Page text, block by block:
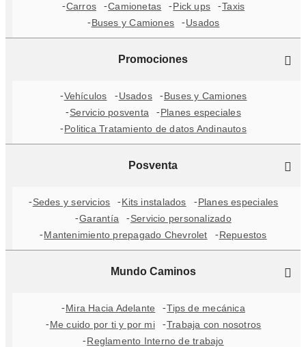
Carros Camionetas Pick ups
Taxis
Buses y Camiones
Usados
Promociones
Vehículos Usados
Buses y Camiones
Servicio posventa
Planes especiales
Politica Tratamiento de datos Andinautos
Posventa
Sedes y servicios Kits instalados
Planes especiales
Garantía
Servicio personalizado
Mantenimiento prepagado Chevrolet
Repuestos
Mundo Caminos
Mira Hacia Adelante
Tips de mecánica
Me cuido por ti y por mi
Trabaja con nosotros
Reglamento Interno de trabajo